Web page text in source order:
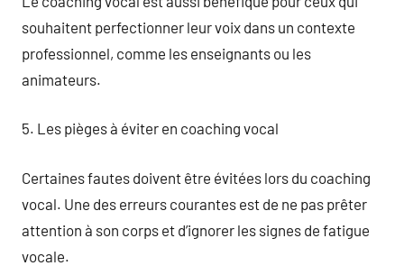
souhaitent perfectionner leur voix dans un contexte
professionnel, comme les enseignants ou les
animateurs.
5. Les pièges à éviter en coaching vocal
Certaines fautes doivent être évitées lors du coaching
vocal. Une des erreurs courantes est de ne pas prêter
attention à son corps et d’ignorer les signes de fatigue
vocale.